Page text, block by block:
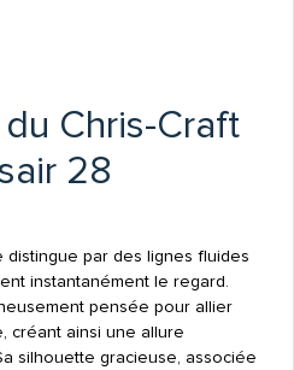
Chris-Craft
28
par des lignes fluides
instantanément le regard.
pensée pour allier
créant ainsi une allure
silhouette gracieuse, associée